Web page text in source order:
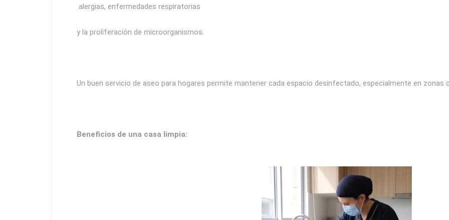
alergias, enfermedades respiratorias
y la proliferación de microorganismos.
Un buen servicio de aseo para hogares permite mantener cada espacio desinfectado, especialmente en zonas
Beneficios de una casa limpia: